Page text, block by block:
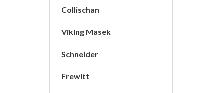
Collischan
Viking Masek
Schneider
Frewitt